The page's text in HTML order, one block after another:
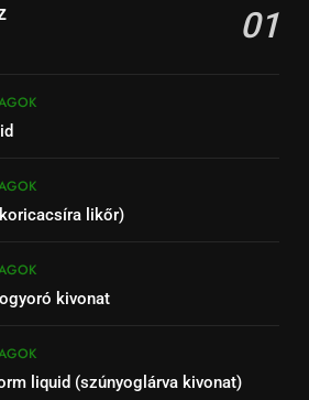
01
likőr)
kivonat
liquid (szúnyoglárva kivonat)